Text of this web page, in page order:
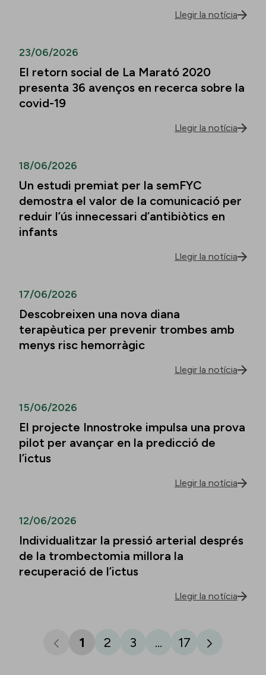
Llegir la notícia
23/06/2026
El retorn social de La Marató 2020
presenta 36 avenços en recerca sobre la
covid-19
Llegir la notícia
18/06/2026
Un estudi premiat per la semFYC
demostra el valor de la comunicació per
reduir l’ús innecessari d’antibiòtics en
infants
Llegir la notícia
17/06/2026
Descobreixen una nova diana
terapèutica per prevenir trombes amb
menys risc hemorràgic
Llegir la notícia
15/06/2026
El projecte Innostroke impulsa una prova
pilot per avançar en la predicció de
l’ictus
Llegir la notícia
12/06/2026
Individualitzar la pressió arterial després
de la trombectomia millora la
recuperació de l’ictus
Llegir la notícia
1 2 3 ... 17